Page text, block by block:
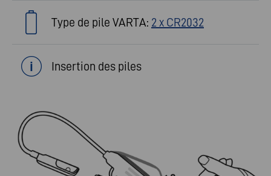
Type de pile VARTA: 2 x CR2032
Insertion des piles